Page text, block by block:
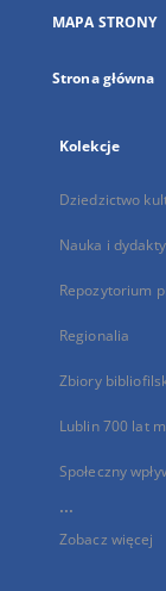
karcie
MAPA STRONY
Strona główna
Kolekcje
Dziedzictwo
Nauka i
Repozytorium
Regionalia
Zbiory
Lublin 700 lat
Społeczny
...
Zobacz więcej